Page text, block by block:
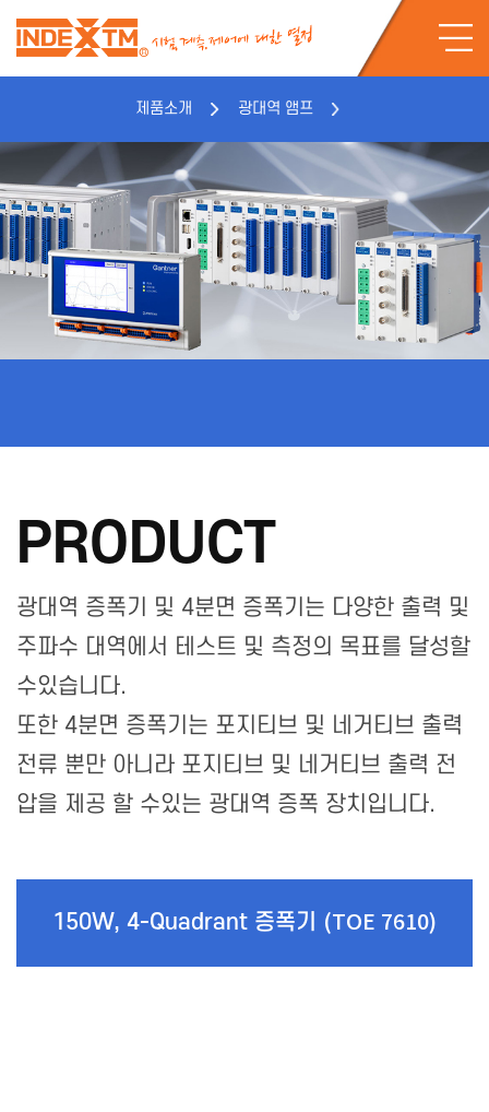
제품소개 광대역 앰프
PRODUCT
광대역 증폭기 및 4분면 증폭기는 다양한 출력 및
주파수 대역에서 테스트 및 측정의 목표를 달성할
수있습니다.
또한 4분면 증폭기는 포지티브 및 네거티브 출력
전류 뿐만 아니라 포지티브 및 네거티브 출력 전
압을 제공 할 수있는 광대역 증폭 장치입니다.
150W, 4-Quadrant 증폭기 (TOE 7610)